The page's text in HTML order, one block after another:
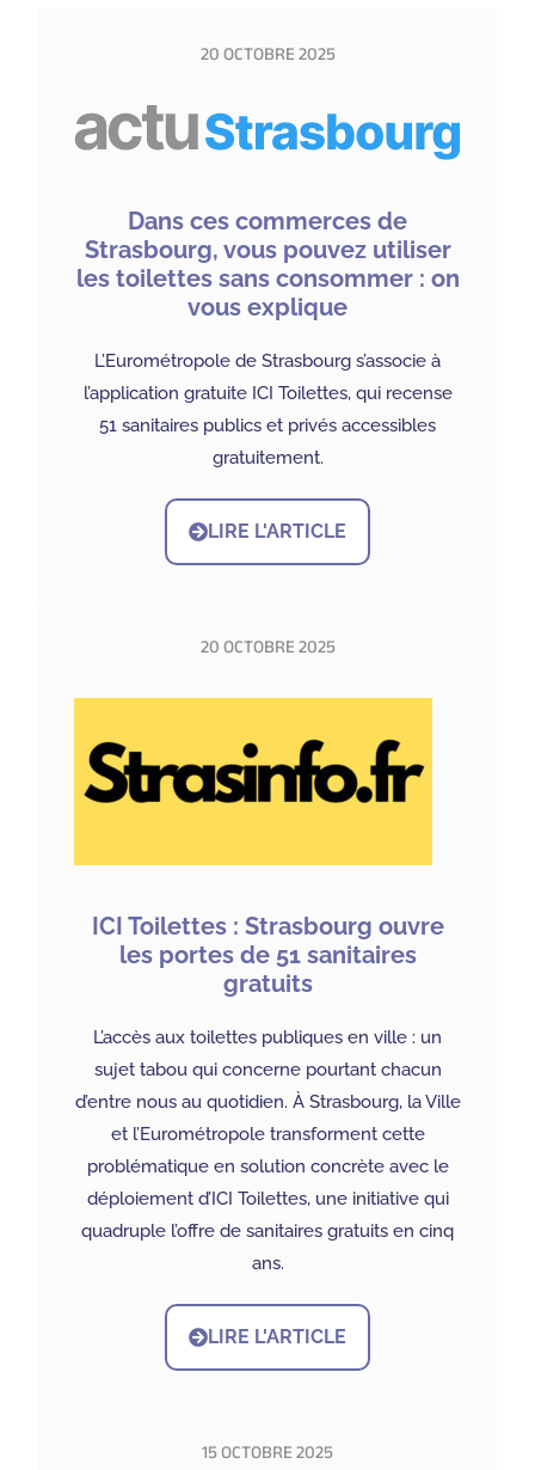
20 OCTOBRE 2025
Dans ces commerces de
Strasbourg, vous pouvez utiliser
les toilettes sans consommer : on
vous explique
L’Eurométropole de Strasbourg s’associe à
l’application gratuite ICI Toilettes, qui recense
51 sanitaires publics et privés accessibles
gratuitement.
LIRE L'ARTICLE
20 OCTOBRE 2025
ICI Toilettes : Strasbourg ouvre
les portes de 51 sanitaires
gratuits
L’accès aux toilettes publiques en ville : un
sujet tabou qui concerne pourtant chacun
d’entre nous au quotidien. À Strasbourg, la Ville
et l’Eurométropole transforment cette
problématique en solution concrète avec le
déploiement d’ICI Toilettes, une initiative qui
quadruple l’offre de sanitaires gratuits en cinq
ans.
LIRE L'ARTICLE
15 OCTOBRE 2025